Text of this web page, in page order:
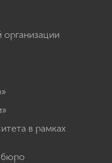
в рамках
бюро